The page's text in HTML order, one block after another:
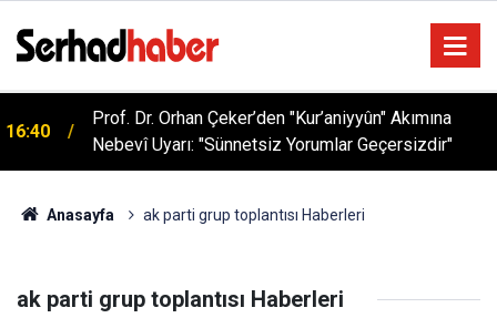
16:40
Prof. Dr. Orhan Çeker’den "Kur’aniyyûn" Akımına
Nebevî Uyarı: "Sünnetsiz Yorumlar Geçersizdir"
Anasayfa ak parti grup toplantısı Haberleri
ak parti grup toplantısı Haberleri